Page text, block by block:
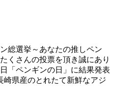
総選挙～あなたの推しペン
くさんの投票を頂き誠にあり
「ペンギンの日」に結果発表
崎県産のとれたて新鮮なアジ